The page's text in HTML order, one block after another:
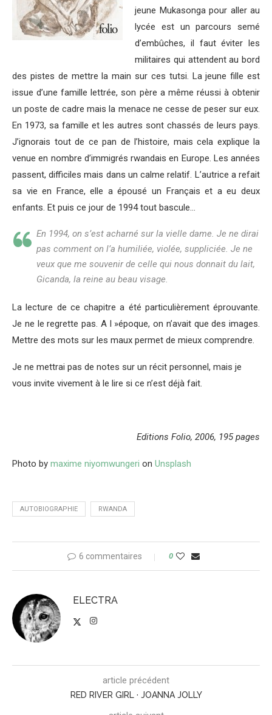
jeune Mukasonga pour aller au
lycée est un parcours semé
d’embûches, il faut éviter les
militaires qui attendent au bord
des pistes de mettre la main sur ces tutsi. La jeune fille est
issue d’une famille lettrée, son père a même réussi à obtenir
un poste de cadre mais la menace ne cesse de peser sur eux.
En 1973, sa famille et les autres sont chassés de leurs pays.
J’ignorais tout de ce pan de l’histoire, mais cela explique la
venue en nombre d’immigrés rwandais en Europe. Les années
passent, difficiles mais dans un calme relatif. L’autrice a refait
sa vie en France, elle a épousé un Français et a eu deux
enfants. Et puis ce jour de 1994 tout bascule…
En 1994, on s’est acharné sur la vielle dame. Je ne dirai
pas comment on l’a humiliée, violée, suppliciée. Je ne
veux que me souvenir de celle qui nous donnait du lait,
Gicanda, la reine au beau visage.
La lecture de ce chapitre a été particulièrement éprouvante.
Je ne le regrette pas. A l »époque, on n’avait que des images.
Mettre des mots sur les maux permet de mieux comprendre.
Je ne mettrai pas de notes sur un récit personnel, mais je
vous invite vivement à le lire si ce n’est déjà fait.
Editions Folio, 2006, 195 pages
Photo by maxime niyomwungeri on Unsplash
AUTOBIOGRAPHIE RWANDA
6 commentaires 0
ELECTRA
article précédent
RED RIVER GIRL · JOANNA JOLLY